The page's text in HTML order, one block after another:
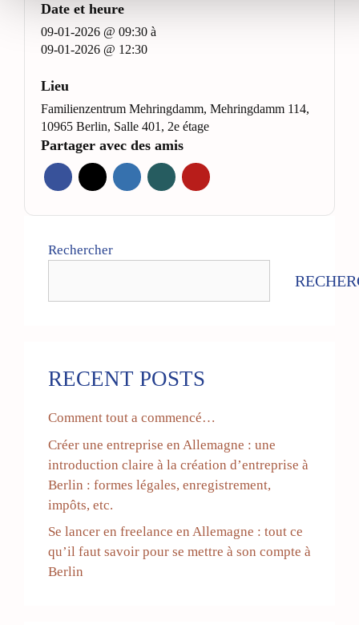
Date et heure
09-01-2026 @ 09:30 à
09-01-2026 @ 12:30
Lieu
Familienzentrum Mehringdamm, Mehringdamm 114,
10965 Berlin, Salle 401, 2e étage
Partager avec des amis
Rechercher
RECENT POSTS
Comment tout a commencé…
Créer une entreprise en Allemagne : une
introduction claire à la création d’entreprise à
Berlin : formes légales, enregistrement,
impôts, etc.
Se lancer en freelance en Allemagne : tout ce
qu’il faut savoir pour se mettre à son compte à
Berlin